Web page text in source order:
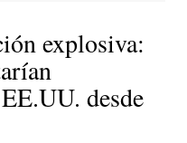
explosiva:
desde